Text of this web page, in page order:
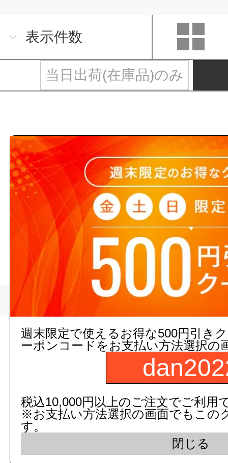
表示件数
当日出荷(在庫品)のみ
トータル・アシスタン
トップページ > トータル・アシ
現在の店舗受注状
週末限定で使えるお得な500円引き
ーポンコードをお支払い方法選択の
税込10,000円以上のご注文でご利用
※お支払い方法選択の画面でもこの
す。
閉じる